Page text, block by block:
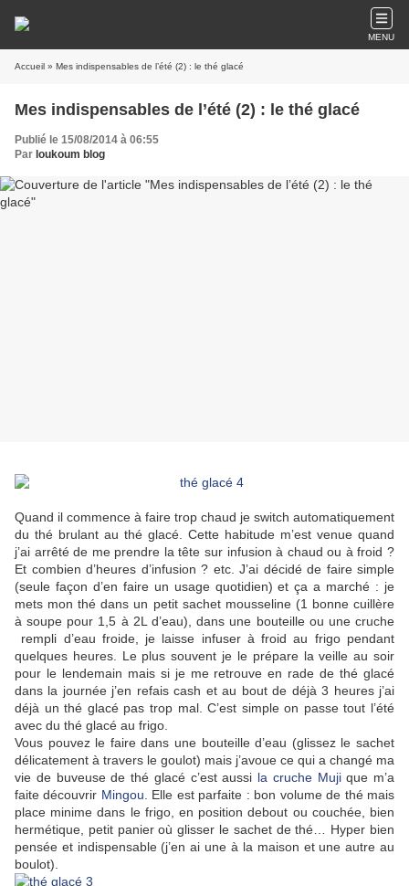
MENU
Accueil » Mes indispensables de l’été (2) : le thé glacé
Mes indispensables de l’été (2) : le thé glacé
Publié le 15/08/2014 à 06:55
Par loukoum blog
Quand il commence à faire trop chaud je switch automatiquement
du thé brulant au thé glacé. Cette habitude m’est venue quand
j’ai arrêté de me prendre la tête sur infusion à chaud ou à froid ?
Et combien d’heures d’infusion ? etc. J’ai décidé de faire simple
(seule façon d’en faire un usage quotidien) et ça a marché : je
mets mon thé dans un petit sachet mousseline (1 bonne cuillère
à soupe pour 1,5 à 2L d’eau), dans une bouteille ou une cruche
rempli d’eau froide, je laisse infuser à froid au frigo pendant
quelques heures. Le plus souvent je le prépare la veille au soir
pour le lendemain mais si je me retrouve en rade de thé glacé
dans la journée j’en refais cash et au bout de déjà 3 heures j’ai
déjà un thé glacé pas trop mal. C’est simple on passe tout l’été
avec du thé glacé au frigo.
Vous pouvez le faire dans une bouteille d’eau (glissez le sachet
délicatement à travers le goulot) mais j’avoue ce qui a changé ma
vie de buveuse de thé glacé c’est aussi la cruche Mujique m’a
faite découvrir Mingou . Elle est parfaite : bon volume de thé mais
place minime dans le frigo, en position debout ou couchée, bien
hermétique, petit panier où glisser le sachet de thé… Hyper bien
pensée et indispensable (j’en ai une à la maison et une autre au
boulot).